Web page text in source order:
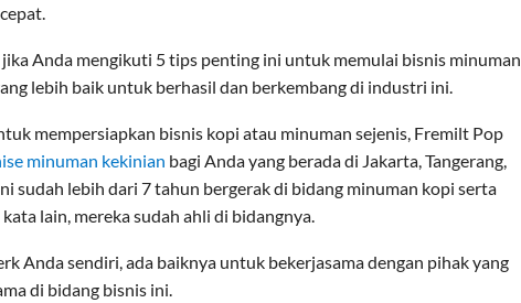
Anda mengikuti 5 tips penting ini untuk memulai bisnis minuman
lebih baik untuk berhasil dan berkembang di industri ini.
mempersiapkan bisnis kopi atau minuman sejenis, Fremilt Pop
minuman kekinian bagi Anda yang berada di Jakarta, Tangerang,
sudah lebih dari 7 tahun bergerak di bidang minuman kopi serta
lain, mereka sudah ahli di bidangnya.
Anda sendiri, ada baiknya untuk bekerjasama dengan pihak yang
di bidang bisnis ini.